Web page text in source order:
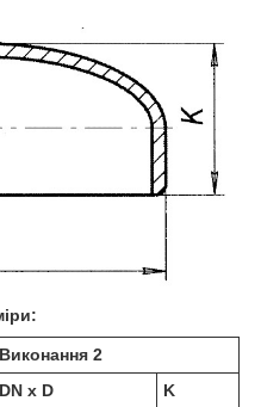
Виконання 2
DN x D
K